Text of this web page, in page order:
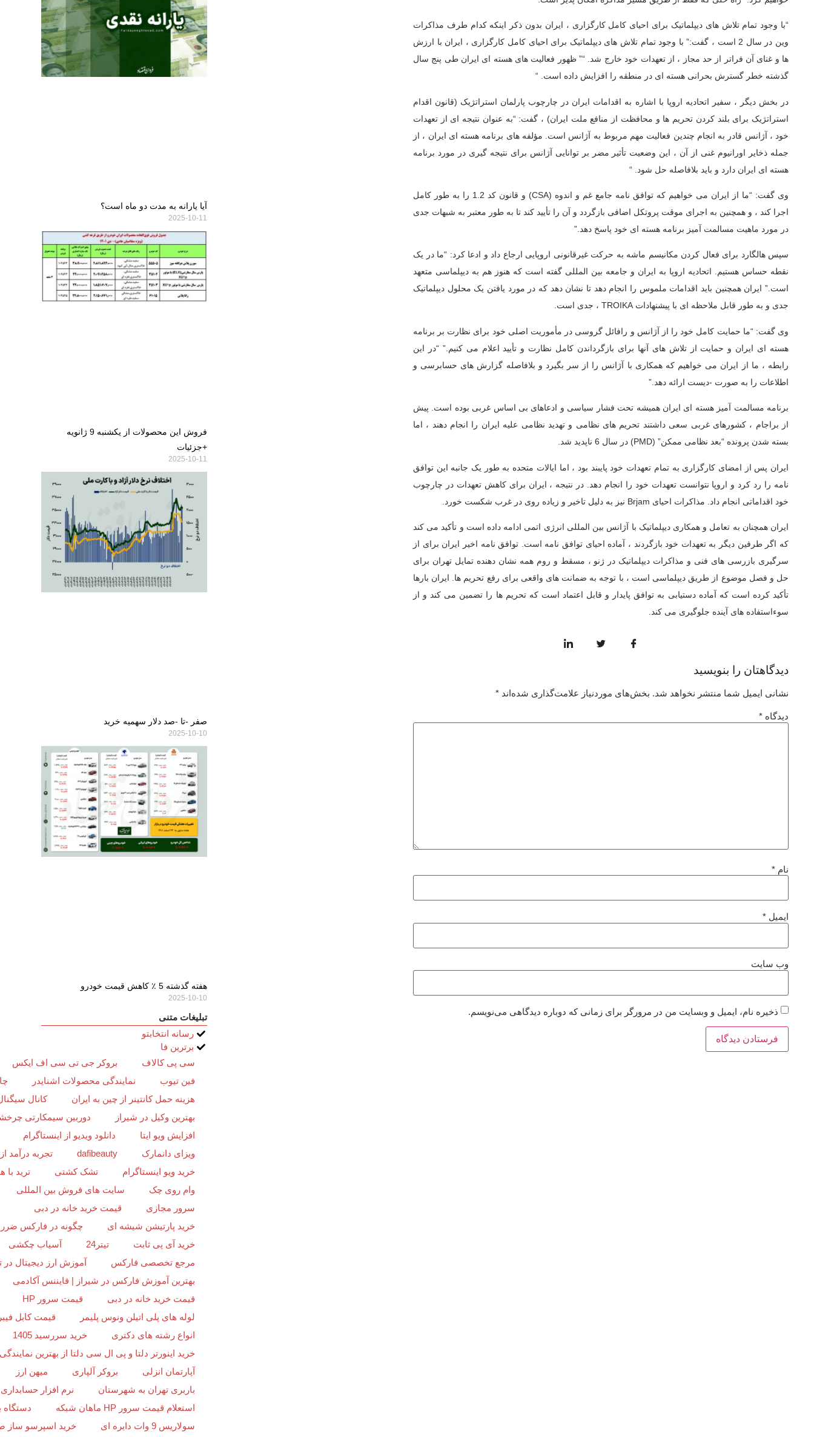
“با وجود تمام تلاش های دیپلماتیک برای احیای کامل کارگزاری ، ایران بدون ذکر اینکه کدام طرف مذاکرات
وین در سال 2 است ، گفت:” با وجود تمام تلاش های دیپلماتیک برای احیای کامل کارگزاری ، ایران با ارزش
ها و غنای آن فراتر از حد مجاز ، از تعهدات خود خارج شد. “” ظهور فعالیت های هسته ای ایران طی پنج سال
گذشته خطر گسترش بحرانی هسته ای در منطقه را افزایش داده است. “
در بخش دیگر ، سفیر اتحادیه اروپا با اشاره به اقدامات ایران در چارچوب پارلمان استراتژیک (قانون اقدام
استراتژیک برای بلند کردن تحریم ها و محافظت از منافع ملت ایران) ، گفت: “به عنوان نتیجه ای از تعهدات
خود ، آژانس قادر به انجام چندین فعالیت مهم مربوط به آژانس است. مؤلفه های برنامه هسته ای ایران ، از
جمله ذخایر اورانیوم غنی از آن ، این وضعیت تأثیر مضر بر توانایی آژانس برای نتیجه گیری در مورد برنامه
هسته ای ایران دارد و باید بلافاصله حل شود. “
وی گفت: “ما از ایران می خواهیم كه توافق نامه جامع غم و اندوه (CSA) و قانون كد 1.2 را به طور كامل
اجرا كند ، و همچنین به اجرای موقت پروتكل اضافی بازگردد و آن را تأیید كند تا به طور معتبر به شبهات جدی
در مورد ماهیت مسالمت آمیز برنامه هسته ای خود پاسخ دهد.”
سپس هالگارد برای فعال کردن مکانیسم ماشه به حرکت غیرقانونی اروپایی ارجاع داد و ادعا کرد: “ما در یک
نقطه حساس هستیم. اتحادیه اروپا به ایران و جامعه بین المللی گفته است که هنوز هم به دیپلماسی متعهد
است.” ایران همچنین باید اقدامات ملموس را انجام دهد تا نشان دهد که در مورد یافتن یک محلول دیپلماتیک
جدی و به طور قابل ملاحظه ای با پیشنهادات TROIKA ، جدی است.
وی گفت: “ما حمایت کامل خود را از آژانس و رافائل گروسی در مأموریت اصلی خود برای نظارت بر برنامه
هسته ای ایران و حمایت از تلاش های آنها برای بازگرداندن کامل نظارت و تأیید اعلام می کنیم.” “در این
رابطه ، ما از ایران می خواهیم که همکاری با آژانس را از سر بگیرد و بلافاصله گزارش های حسابرسی و
اطلاعات را به صورت -دیست ارائه دهد.”
برنامه مسالمت آمیز هسته ای ایران همیشه تحت فشار سیاسی و ادعاهای بی اساس غربی بوده است. پیش
از براجام ، کشورهای غربی سعی داشتند تحریم های نظامی و تهدید نظامی علیه ایران را انجام دهند ، اما
بسته شدن پرونده “بعد نظامی ممکن” (PMD) در سال 6 ناپدید شد.
ایران پس از امضای کارگزاری به تمام تعهدات خود پایبند بود ، اما ایالات متحده به طور یک جانبه این توافق
نامه را رد کرد و اروپا نتوانست تعهدات خود را انجام دهد. در نتیجه ، ایران برای کاهش تعهدات در چارچوب
خود اقداماتی انجام داد. مذاکرات احیای Brjam نیز به دلیل تاخیر و زیاده روی در غرب شکست خورد.
ایران همچنان به تعامل و همکاری دیپلماتیک با آژانس بین المللی انرژی اتمی ادامه داده است و تأکید می کند
که اگر طرفین دیگر به تعهدات خود بازگردند ، آماده احیای توافق نامه است. توافق نامه اخیر ایران برای از
سرگیری بازرسی های فنی و مذاکرات دیپلماتیک در ژنو ، مسقط و روم همه نشان دهنده تمایل تهران برای
حل و فصل موضوع از طریق دیپلماسی است ، با توجه به ضمانت های واقعی برای رفع تحریم ها. ایران بارها
تأکید کرده است که آماده دستیابی به توافق پایدار و قابل اعتماد است که تحریم ها را تضمین می کند و از
سوءاستفاده های آینده جلوگیری می کند.
دیدگاهتان را بنویسید
نشانی ایمیل شما منتشر نخواهد شد. بخش‌های موردنیاز علامت‌گذاری شده‌اند *
دیدگاه *
نام *
ایمیل *
وب‌ سایت
ذخیره نام، ایمیل و وبسایت من در مرورگر برای زمانی که دوباره دیدگاهی می‌نویسم.
آیا یارانه به مدت دو ماه است؟
2025-10-11
فروش این محصولات از یکشنبه 9 ژانویه
+جزئیات
2025-10-11
صفر -تا -صد دلار سهمیه خرید
2025-10-10
هفته گذشته 5 ٪ کاهش قیمت خودرو
2025-10-10
تبلیغات متنی
رسانه انتخابتو
برترین فا
سی پی کالاف
بروکر جی تی سی اف ایکس
فین تیوب
نمایندگی محصولات اشنایدر
هزینه حمل کانتینر از چین به ایران
کانال
بهترین وکیل در شیراز
دوربین سیمکارتی
افزایش ویو ایتا
دانلود ویدیو از اینستاگرام
ویزای دانمارک
dafibeauty
تجربه درآمد
خرید ویو اینستاگرام
تشک کشتی
ترید
وام روی چک
سایت های فروش بین المللی
سرور مجازی
قیمت خرید خانه در دبی
خرید پارتیشن شیشه ای
چگونه در فارکس ضرر
خرید آی پی ثابت
تیتر24
آسیاب چکشی
مرجع تخصصی فارکس
آموزش ارز دیجیتال در
بهترین آموزش فارکس در شیراز | فایننس آکادمی
قیمت خرید خانه در دبی
قیمت سرور HP
لوله های پلی اتیلن ونوس پلیمر
قیمت کابل
انواع رشته های دکتری
خرید سررسید 1405
خرید اینورتر دلتا و پی ال سی دلتا از بهترین نمایندگی
آپارتمان انزلی
بروکر آلپاری
میهن ارز
باربری تهران به شهرستان
نرم افزار حسابداری
استعلام قیمت سرور HP ماهان شبکه
دستگاه
سولاریس 9 وات دایره ای
خرید اسپرسو ساز